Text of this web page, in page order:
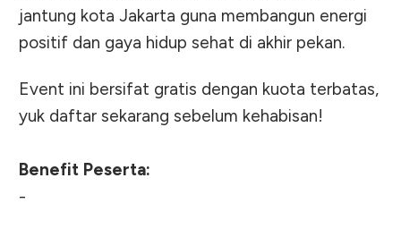
jantung kota Jakarta guna membangun energi
positif dan gaya hidup sehat di akhir pekan.
Event ini bersifat gratis dengan kuota terbatas,
yuk daftar sekarang sebelum kehabisan!
Benefit Peserta:
-